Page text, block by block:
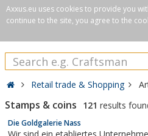
Axxus.eu uses cookies to provide you
continue to the site, you agree to the
Retail trade & Shopping
Stamps & coins 121 results
Die Goldgalerie Nass